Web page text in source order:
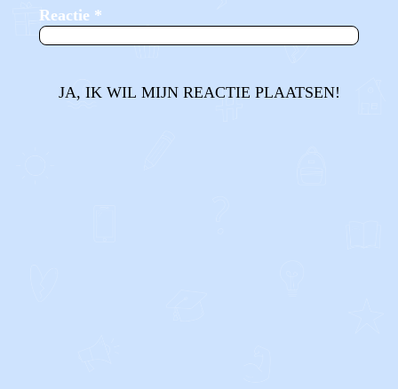
Reactie *
JA, IK WIL MIJN REACTIE PLAATSEN!